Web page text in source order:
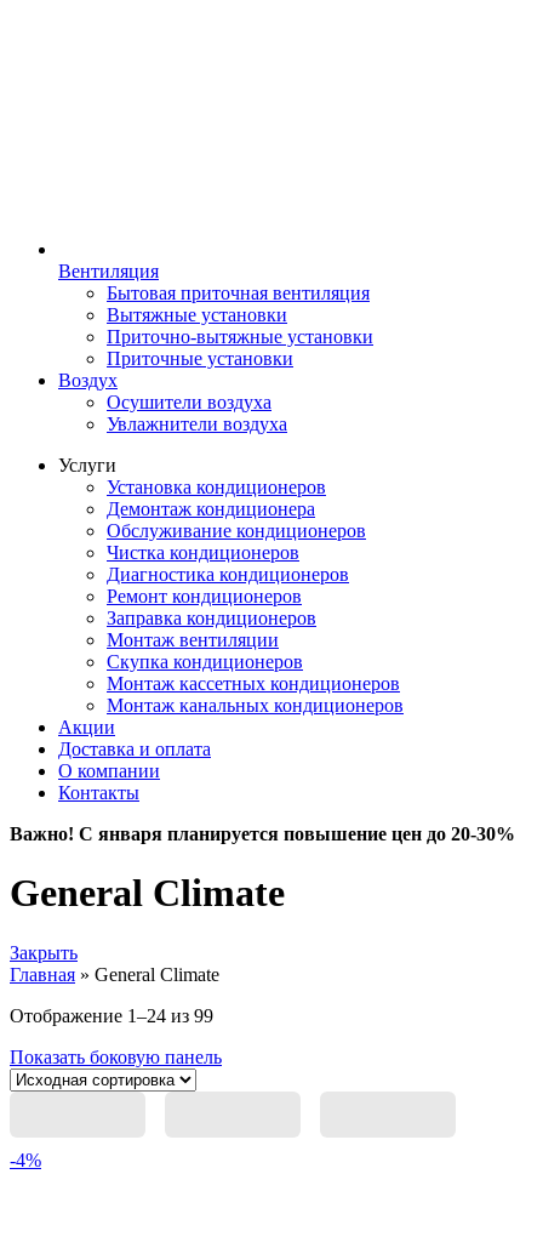
Вентиляция
Бытовая приточная вентиляция
Вытяжные установки
Приточно-вытяжные установки
Приточные установки
Воздух
Осушители воздуха
Увлажнители воздуха
Услуги
Установка кондиционеров
Демонтаж кондиционера
Обслуживание кондиционеров
Чистка кондиционеров
Диагностика кондиционеров
Ремонт кондиционеров
Заправка кондиционеров
Монтаж вентиляции
Скупка кондиционеров
Монтаж кассетных кондиционеров
Монтаж канальных кондиционеров
Акции
Доставка и оплата
О компании
Контакты
Важно! С января планируется повышение цен до 20-30%
General Climate
Закрыть
Главная » General Climate
Отображение 1–24 из 99
Показать боковую панель
-4%